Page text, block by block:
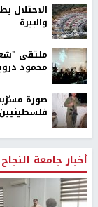
والبيرة
ملتقى
محمود
صورة
أخبار جامعة النجاح